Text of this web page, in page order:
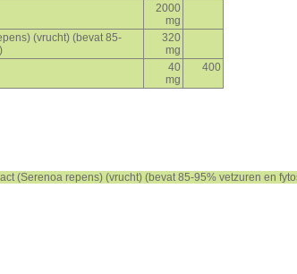
2000
mg
(vrucht) (bevat 85-
320
mg
40
mg
400
(Serenoa repens) (vrucht) (bevat 85-95% vetzuren en